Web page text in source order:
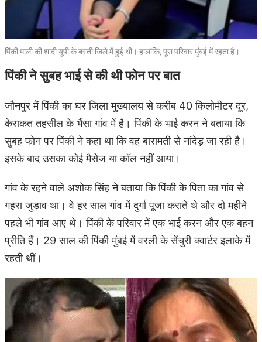
पिंकी माली की शादी यूपी के बस्ती जिले में हुई थी। हालांकि, पूरा परिवार मुंबई में रहता है।
पिंकी ने सुबह भाई से की थी फोन पर बात
जौनपुर में पिंकी का घर जिला मुख्यालय से करीब 40 किलोमीटर दूर,
केराकत तहसील के भैंसा गांव में है। पिंकी के भाई करन ने बताया कि
सुबह फोन पर पिंकी ने कहा था कि वह बारामती से नांदेड़ जा रही है।
इसके बाद उसका कोई मैसेज या कॉल नहीं आया।
गांव के रहने वाले अशोक सिंह ने बताया कि पिंकी के पिता का गांव से
गहरा जुड़ाव था। वे हर साल गांव में दुर्गा पूजा कराते थे और दो महीने
पहले भी गांव आए थे। पिंकी के परिवार में एक भाई करन और एक बहन
प्रीति हैं। 29 साल की पिंकी मुंबई में वरली के सेंचुरी क्वार्टर इलाके में
रहती थीं।